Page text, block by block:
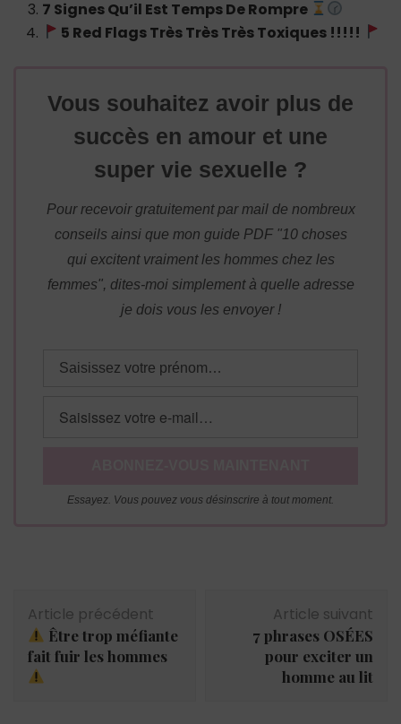
7 Signes Qu’il Est Temps De Rompre
5 Red Flags Très Très Très Toxiques !!!!!
Vous souhaitez avoir plus de
succès en amour et une
super vie sexuelle ?
Pour recevoir gratuitement par mail de nombreux
conseils ainsi que mon guide PDF "10 choses
qui excitent vraiment les hommes chez les
femmes", dites-moi simplement à quelle adresse
je dois vous les envoyer !
Essayez. Vous pouvez vous désinscrire à tout moment.
d'article
Article précédent
Être trop méfiante
fait fuir les hommes
Article suivant
7 phrases OSÉES
pour exciter un
homme au lit